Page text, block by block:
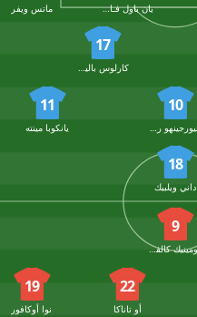
يان باول فـان هيك ماتس ويفر
17
كارلوس باليبا نوم كوماه
10
11
يانكوبا مينته
18
داني ويلبيك
9
دومينيك كالفيرت ليوين
22
أو تاناكا
19
نوا أوكافور